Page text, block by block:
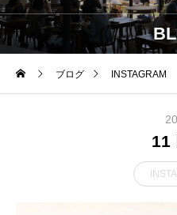
ブログ INSTAGRAM
11